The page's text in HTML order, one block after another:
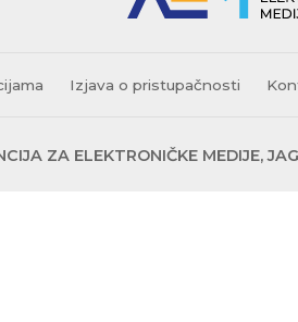
Izjava o pristupačnosti
ZA ELEKTRONIČKE MEDIJE,